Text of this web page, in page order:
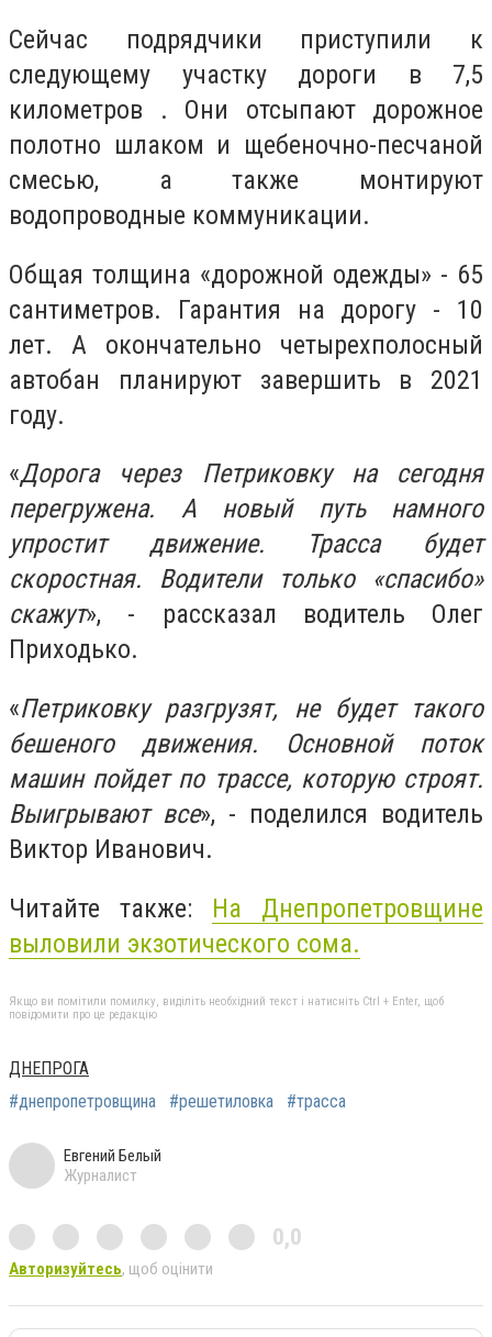
Сейчас подрядчики приступили к
следующему участку дороги в 7,5
километров . Они отсыпают дорожное
полотно шлаком и щебеночно-песчаной
смесью, а также монтируют
водопроводные коммуникации.
Общая толщина «дорожной одежды» - 65
сантиметров. Гарантия на дорогу - 10
лет. А окончательно четырехполосный
автобан планируют завершить в 2021
году.
«Дорога через Петриковку на сегодня
перегружена. А новый путь намного
упростит движение. Трасса будет
скоростная. Водители только «спасибо»
скажут», - рассказал водитель Олег
Приходько.
«Петриковку разгрузят, не будет такого
бешеного движения. Основной поток
машин пойдет по трассе, которую строят.
Выигрывают все», - поделился водитель
Виктор Иванович.
Читайте также: На Днепропетровщине
выловили экзотического сома.
Якщо ви помітили помилку, виділіть необхідний текст і натисніть Ctrl + Enter, щоб
повідомити про це редакцію
ДНЕПРОГА
#днепропетровщина
#решетиловка #трасса
Евгений Белый
Журналист
0,0
Авторизуйтесь, щоб оцінити